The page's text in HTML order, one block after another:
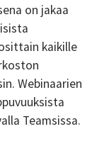
on jakaa
kaikille
Webinaarien
Teamsissa.